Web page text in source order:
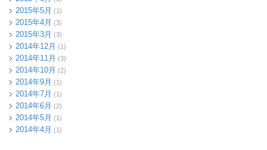
2015年5月 (1)
2015年4月 (3)
2015年3月 (3)
2014年12月 (1)
2014年11月 (3)
2014年10月 (2)
2014年9月 (1)
2014年7月 (1)
2014年6月 (2)
2014年5月 (1)
2014年4月 (1)